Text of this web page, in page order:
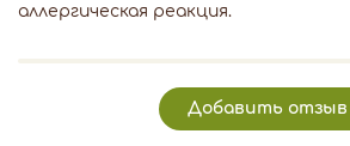
аллергическая реакция.
Добавить отзыв